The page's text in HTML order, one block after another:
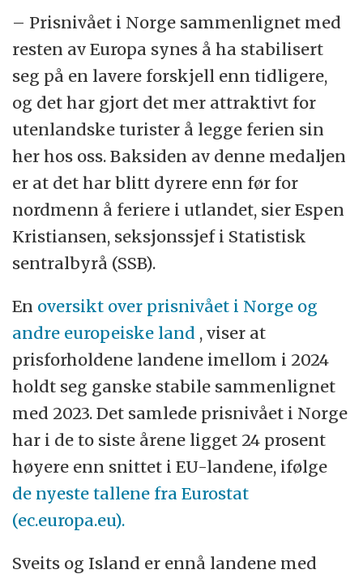
– Prisnivået i Norge sammenlignet med
resten av Europa synes å ha stabilisert
seg på en lavere forskjell enn tidligere,
og det har gjort det mer attraktivt for
utenlandske turister å legge ferien sin
her hos oss. Baksiden av denne medaljen
er at det har blitt dyrere enn før for
nordmenn å feriere i utlandet, sier Espen
Kristiansen, seksjonssjef i Statistisk
sentralbyrå (SSB).
En oversikt over prisnivået i Norge og
andre europeiske land , viser at
prisforholdene landene imellom i 2024
holdt seg ganske stabile sammenlignet
med 2023. Det samlede prisnivået i Norge
har i de to siste årene ligget 24 prosent
høyere enn snittet i EU-landene, ifølge
de nyeste tallene fra Eurostat
(ec.europa.eu).
Sveits og Island er ennå landene med